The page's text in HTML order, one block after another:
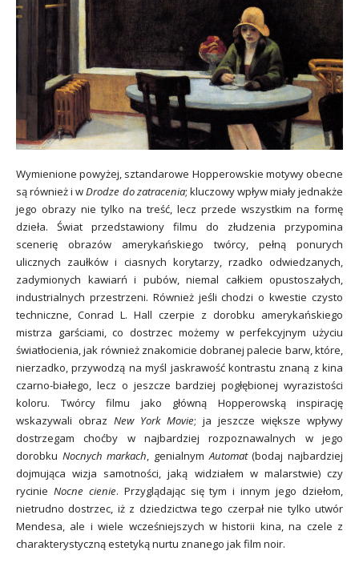
Wymienione powyżej, sztandarowe Hopperowskie motywy obecne
są również i wDrodze do zatracenia; kluczowy wpływ miały jednakże
jego obrazy nie tylko na treść, lecz przede wszystkim na formę
dzieła. Świat przedstawiony filmu do złudzenia przypomina
scenerię obrazów amerykańskiego twórcy, pełną ponurych
ulicznych zaułków i ciasnych korytarzy, rzadko odwiedzanych,
zadymionych kawiarń i pubów, niemal całkiem opustoszałych,
industrialnych przestrzeni. Również jeśli chodzi o kwestie czysto
techniczne, Conrad L. Hall czerpie z dorobku amerykańskiego
mistrza garściami, co dostrzec możemy w perfekcyjnym użyciu
światłocienia, jak również znakomicie dobranej palecie barw, które,
nierzadko, przywodzą na myśl jaskrawość kontrastu znaną z kina
czarno-białego, lecz o jeszcze bardziej pogłębionej wyrazistości
koloru. Twórcy filmu jako główną Hopperowską inspirację
wskazywali obraz New York Movie; ja jeszcze większe wpływy
dostrzegam choćby w najbardziej rozpoznawalnych w jego
dorobku Nocnych markach, genialnymAutomat(bodaj najbardziej
dojmująca wizja samotności, jaką widziałem w malarstwie) czy
rycinie Nocne cienie. Przyglądając się tym i innym jego dziełom,
nietrudno dostrzec, iż z dziedzictwa tego czerpał nie tylko utwór
Mendesa, ale i wiele wcześniejszych w historii kina, na czele z
charakterystyczną estetyką nurtu znanego jak film noir.